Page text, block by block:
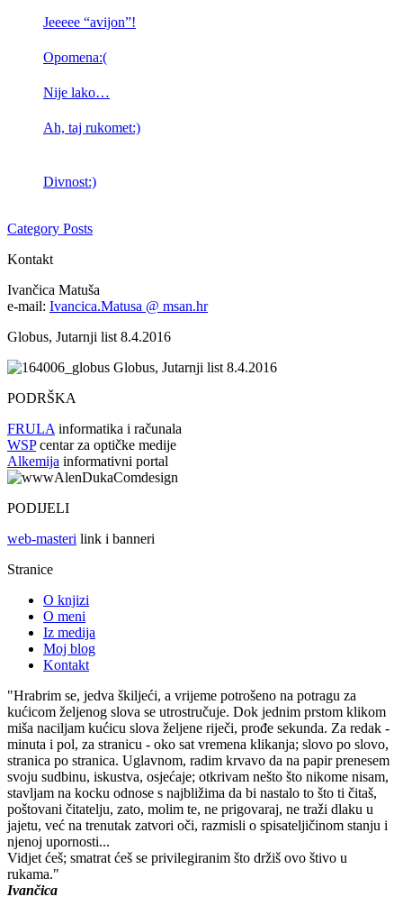
Jeeeee “avijon”!
Opomena:(
Nije lako…
Ah, taj rukomet:)
Divnost:)
Category Posts
Kontakt
Ivančica Matuša
e-mail: Ivancica.Matusa @ msan.hr
Globus, Jutarnji list 8.4.2016
Globus, Jutarnji list 8.4.2016
PODRŠKA
FRULA informatika i računala
WSPcentar za optičke medije
Alkemija informativni portal
PODIJELI
web-masteri link i banneri
Stranice
O knjizi
O meni
Iz medija
Moj blog
Kontakt
"Hrabrim se, jedva škiljeći, a vrijeme potrošeno na potragu za
kućicom željenog slova se utrostručuje. Dok jednim prstom klikom
miša naciljam kućicu slova željene riječi, prođe sekunda. Za redak -
minuta i pol, za stranicu - oko sat vremena klikanja; slovo po slovo,
stranica po stranica. Uglavnom, radim krvavo da na papir prenesem
svoju sudbinu, iskustva, osjećaje; otkrivam nešto što nikome nisam,
stavljam na kocku odnose s najbližima da bi nastalo to što ti čitaš,
poštovani čitatelju, zato, molim te, ne prigovaraj, ne traži dlaku u
jajetu, već na trenutak zatvori oči, razmisli o spisateljičinom stanju i
njenoj upornosti...
Vidjet ćeš; smatrat ćeš se privilegiranim što držiš ovo štivo u
rukama."
Ivančica